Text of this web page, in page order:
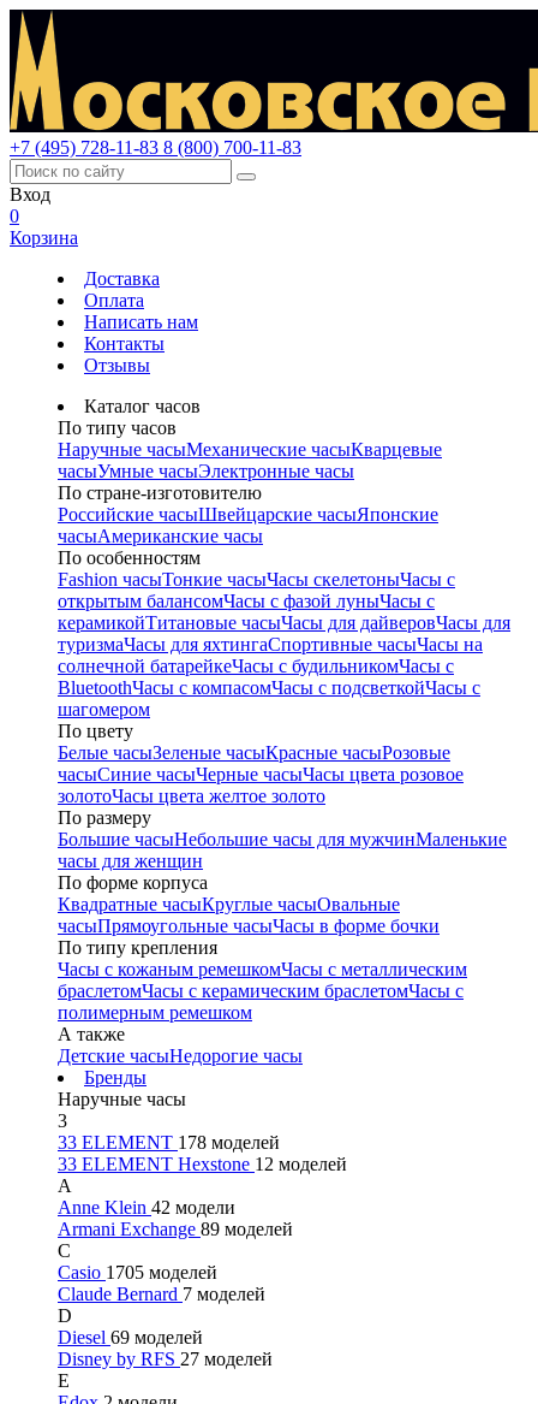
+7 (495) 728-11-83 8 (800) 700-11-83
Вход
0
Корзина
Доставка
Оплата
Написать нам
Контакты
Отзывы
Каталог часов
По типу часов
Наручные часыМеханические часыКварцевые
часыУмные часыЭлектронные часы
По стране-изготовителю
Российские часыШвейцарские часыЯпонские
часыАмериканские часы
По особенностям
Fashion часыТонкие часыЧасы скелетоныЧасы с
открытым балансомЧасы с фазой луныЧасы с
керамикойТитановые часыЧасы для дайверовЧасы для
туризмаЧасы для яхтингаСпортивные часыЧасы на
солнечной батарейкеЧасы с будильникомЧасы с
BluetoothЧасы с компасомЧасы с подсветкойЧасы с
шагомером
По цвету
Белые часыЗеленые часыКрасные часыРозовые
часыСиние часыЧерные часыЧасы цвета розовое
золотоЧасы цвета желтое золото
По размеру
Большие часыНебольшие часы для мужчинМаленькие
часы для женщин
По форме корпуса
Квадратные часыКруглые часыОвальные
часыПрямоугольные часыЧасы в форме бочки
По типу крепления
Часы с кожаным ремешкомЧасы с металлическим
браслетомЧасы с керамическим браслетомЧасы с
полимерным ремешком
А также
Детские часыНедорогие часы
Бренды
Наручные часы
3
33 ELEMENT 178 моделей
33 ELEMENT Hexstone 12 моделей
A
Anne Klein 42 модели
Armani Exchange 89 моделей
C
Casio 1705 моделей
Claude Bernard 7 моделей
D
Diesel 69 моделей
Disney by RFS 27 моделей
E